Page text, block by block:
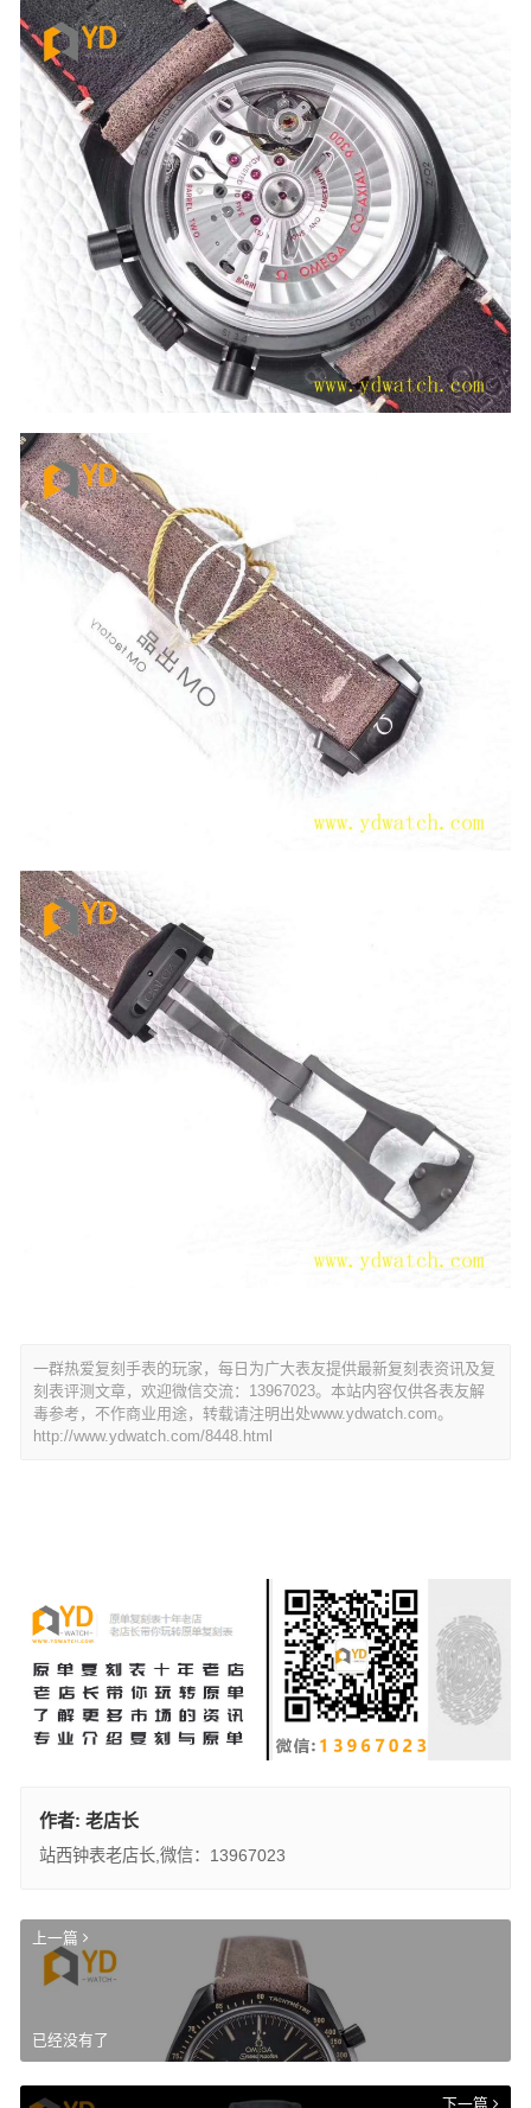
一群热爱复刻手表的玩家，每日为广大表友提供最新复刻表资讯及复
刻表评测文章，欢迎微信交流：13967023。本站内容仅供各表友解
毒参考，不作商业用途，转载请注明出处www.ydwatch.com。
http://www.ydwatch.com/8448.html
作者: 老店长
站西钟表老店长,微信：13967023
上一篇
已经没有了
下一篇